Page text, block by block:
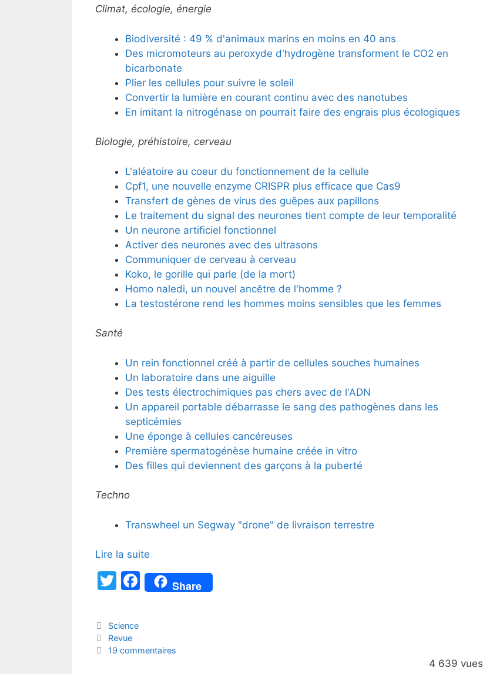
Climat, écologie, énergie
Biodiversité : 49 % d'animaux marins en moins en 40 ans
Des micromoteurs au peroxyde d'hydrogène transforment le CO2 en
bicarbonate
Plier les cellules pour suivre le soleil
Convertir la lumière en courant continu avec des nanotubes
En imitant la nitrogénase on pourrait faire des engrais plus écologiques
Biologie, préhistoire, cerveau
L'aléatoire au coeur du fonctionnement de la cellule
Cpf1, une nouvelle enzyme CRISPR plus efficace que Cas9
Transfert de gènes de virus des guêpes aux papillons
Le traitement du signal des neurones tient compte de leur temporalité
Un neurone artificiel fonctionnel
Activer des neurones avec des ultrasons
Communiquer de cerveau à cerveau
Koko, le gorille qui parle (de la mort)
Homo naledi, un nouvel ancêtre de l'homme ?
La testostérone rend les hommes moins sensibles que les femmes
Santé
Un rein fonctionnel créé à partir de cellules souches humaines
Un laboratoire dans une aiguille
Des tests électrochimiques pas chers avec de l'ADN
Un appareil portable débarrasse le sang des pathogènes dans les
septicémies
Une éponge à cellules cancéreuses
Première spermatogénèse humaine créée in vitro
Des filles qui deviennent des garçons à la puberté
Techno
Transwheel un Segway "drone" de livraison terrestre
Lire la suite
T
itt
er
F
a
b
Share
Catégories
Science
Étiquettes
Revue
19 commentaires
4 639 vues